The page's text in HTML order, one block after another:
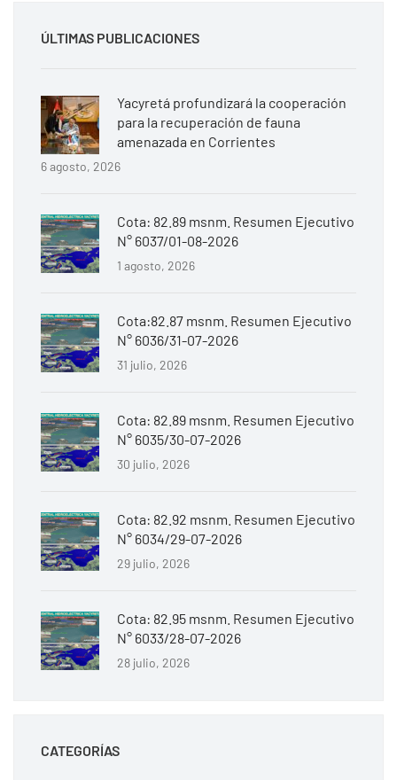
ÚLTIMAS PUBLICACIONES
Yacyretá profundizará la cooperación
para la recuperación de fauna
amenazada en Corrientes
6 agosto, 2026
Cota: 82.89 msnm. Resumen Ejecutivo
N° 6037/01-08-2026
1 agosto, 2026
Cota:82.87 msnm. Resumen Ejecutivo
N° 6036/31-07-2026
31 julio, 2026
Cota: 82.89 msnm. Resumen Ejecutivo
N° 6035/30-07-2026
30 julio, 2026
Cota: 82.92 msnm. Resumen Ejecutivo
N° 6034/29-07-2026
29 julio, 2026
Cota: 82.95 msnm. Resumen Ejecutivo
N° 6033/28-07-2026
28 julio, 2026
CATEGORÍAS